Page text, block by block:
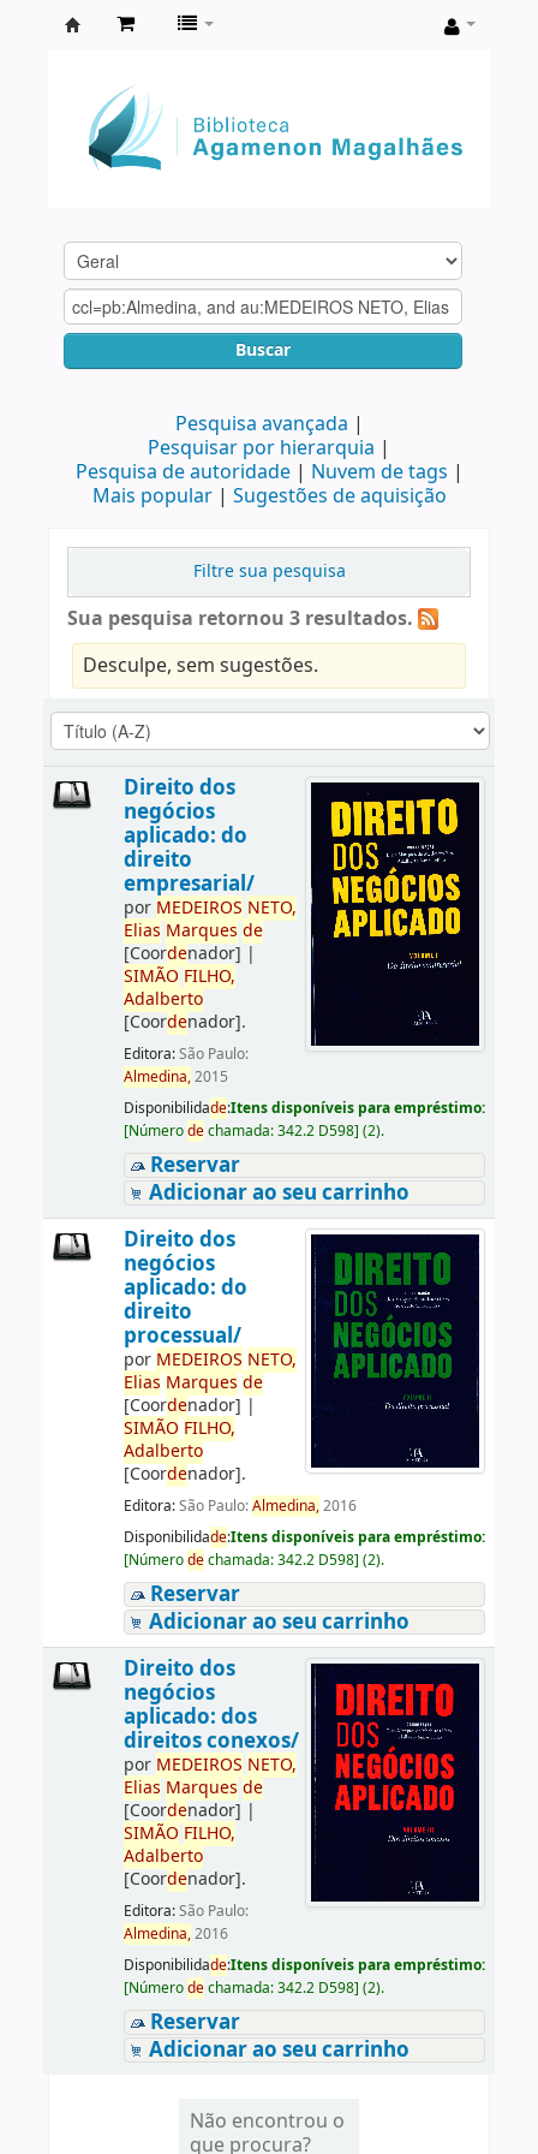
Agamenon
Magalhães
Buscar
Pesquisa avançada
Pesquisar por hierarquia
Pesquisa de autoridade
Nuvem de tags
Mais popular
Sugestões de aquisição
Filtre sua pesquisa
Sua pesquisa retornou 3 resultados.
Desculpe, sem sugestões.
Direito dos
negócios
aplicado: do
direito
empresarial/
por MEDEIROS NETO,
Elias Marques de
[Coordenador] |
SIMÃO FILHO,
Adalberto
[Coordenador].
Editora:São Paulo:
Almedina,2015
Disponibilidade:Itens disponíveis para empréstimo:
[Númerodechamada:342.2 D598] (2).
Reservar
Adicionar ao seu carrinho
Direito dos
negócios
aplicado: do
direito
processual/
por MEDEIROS NETO,
Elias Marques de
[Coordenador] |
SIMÃO FILHO,
Adalberto
[Coordenador].
Editora:São Paulo:Almedina,2016
Disponibilidade:Itens disponíveis para empréstimo:
[Númerodechamada:342.2 D598] (2).
Reservar
Adicionar ao seu carrinho
Direito dos
negócios
aplicado: dos
direitos conexos/
por MEDEIROS NETO,
Elias Marques de
[Coordenador] |
SIMÃO FILHO,
Adalberto
[Coordenador].
Editora:São Paulo:
Almedina,2016
Disponibilidade:Itens disponíveis para empréstimo:
[Númerodechamada:342.2 D598] (2).
Reservar
Adicionar ao seu carrinho
Não encontrou o
que procura?